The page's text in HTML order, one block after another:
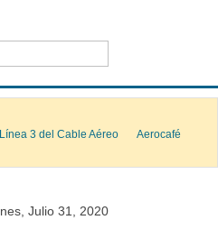
Línea 3 del Cable Aéreo
Aerocafé
Julio 31, 2020